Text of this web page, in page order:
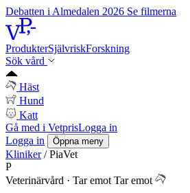
Debatten i Almedalen 2026 Se filmerna
ProdukterSjälvriskForskning
Sök vård
Häst
Hund
Katt
Gå med i VetprisLogga in
Logga in
Öppna meny
Kliniker / PiaVet
P
Veterinärvård · Tar emot Tar emot